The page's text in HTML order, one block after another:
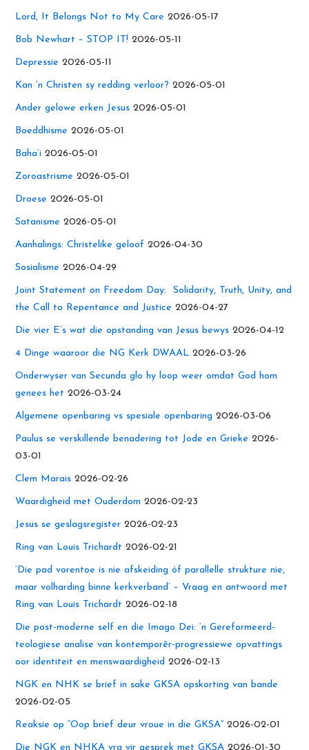
Lord, It Belongs Not to My Care 2026-05-17
Bob Newhart – STOP IT! 2026-05-11
Depressie 2026-05-11
Kan ’n Christen sy redding verloor? 2026-05-01
Ander gelowe erken Jesus 2026-05-01
Boeddhisme 2026-05-01
Baha’i 2026-05-01
Zoroastrisme 2026-05-01
Droese 2026-05-01
Satanisme 2026-05-01
Aanhalings: Christelike geloof 2026-04-30
Sosialisme 2026-04-29
Joint Statement on Freedom Day: Solidarity, Truth, Unity, and
the Call to Repentance and Justice 2026-04-27
Die vier E’s wat die opstanding van Jesus bewys 2026-04-12
4 Dinge waaroor die NG Kerk DWAAL 2026-03-26
Onderwyser van Secunda glo hy loop weer omdat God hom
genees het 2026-03-24
Algemene openbaring vs spesiale openbaring 2026-03-06
Paulus se verskillende benadering tot Jode en Grieke 2026-
03-01
Clem Marais 2026-02-26
Waardigheid met Ouderdom 2026-02-23
Jesus se geslagsregister 2026-02-23
Ring van Louis Trichardt 2026-02-21
‘Die pad vorentoe is nie afskeiding óf parallelle strukture nie,
maar volharding binne kerkverband’ – Vraag en antwoord met
Ring van Louis Trichardt 2026-02-18
Die post-moderne self en die Imago Dei: ‘n Gereformeerd-
teologiese analise van kontemporêr-progressiewe opvattings
oor identiteit en menswaardigheid 2026-02-13
NGK en NHK se brief in sake GKSA opskorting van bande
2026-02-05
Reaksie op “Oop brief deur vroue in die GKSA” 2026-02-01
Die NGK en NHKA vra vir gesprek met GKSA 2026-01-30